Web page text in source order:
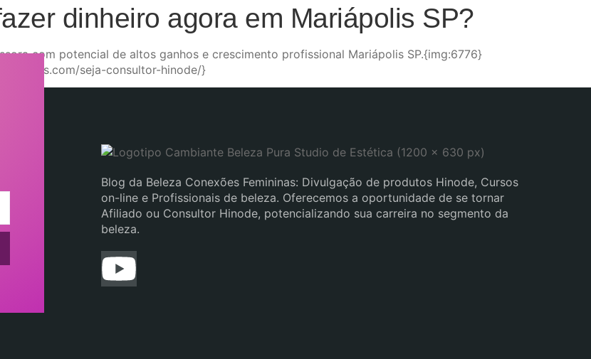
dinheiro agora em Mariápolis SP?
com potencial de altos ganhos e crescimento profissional Mariápolis SP.{img:6776}
seja-consultor-hinode/}
Blog da Beleza Conexões Femininas: Divulgação de produtos Hinode, Cursos
on-line e Profissionais de beleza. Oferecemos a oportunidade de se tornar
Afiliado ou Consultor Hinode, potencializando sua carreira no segmento da
beleza.